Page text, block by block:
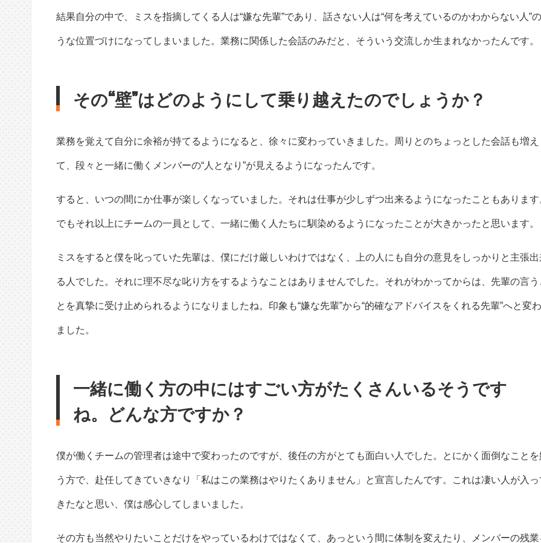
結果自分の中で、ミスを指摘してくる人は“嫌な先輩”であり、話さない人は“何を考えているのかわからない人”
うな位置づけになってしまいました。業務に関係した会話のみだと、そういう交流しか生まれなかったんです。
その“壁”はどのようにして乗り越えたのでしょうか？
業務を覚えて自分に余裕が持てるようになると、徐々に変わっていきました。周りとのちょっとした会話も増え
て、段々と一緒に働くメンバーの“人となり”が見えるようになったんです。
すると、いつの間にか仕事が楽しくなっていました。それは仕事が少しずつ出来るようになったこともあります
でもそれ以上にチームの一員として、一緒に働く人たちに馴染めるようになったことが大きかったと思います。
ミスをすると僕を叱っていた先輩は、僕にだけ厳しいわけではなく、上の人にも自分の意見をしっかりと主張出
る人でした。それに理不尽な叱り方をするようなことはありませんでした。それがわかってからは、先輩の言う
とを真摯に受け止められるようになりましたね。印象も“嫌な先輩”から“的確なアドバイスをくれる先輩”へと変
ました。
一緒に働く方の中にはすごい方がたくさんいるそうです
ね。どんな方ですか？
僕が働くチームの管理者は途中で変わったのですが、後任の方がとても面白い人でした。とにかく面倒なことを
う方で、赴任してきていきなり「私はこの業務はやりたくありません」と宣言したんです。これは凄い人が入っ
きたなと思い、僕は感心してしまいました。
その方も当然やりたいことだけをやっているわけではなくて、あっという間に体制を変えたり、メンバーの残業